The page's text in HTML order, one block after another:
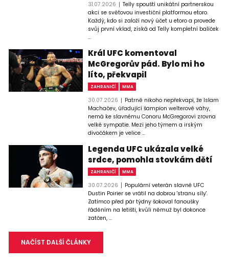
31.07.2026
Telly spouští unikátní partnerskou
akci se světovou investiční platformou etoro.
Každý, kdo si založí nový účet u etoro a provede
svůj první vklad, získá od Telly kompletní balíček
...
Král UFC komentoval
McGregorův pád. Bylo mi ho
líto, překvapil
ZAHRANIČÍ MMA
30.07.2026
Patrně nikoho nepřekvapí, že Islam
Machačev, úřadující šampion welterové váhy,
nemá ke slavnému Conoru McGregorovi zrovna
velké sympatie. Mezi jeho týmem a irským
divočákem je velice ...
Legenda UFC ukázala velké
srdce, pomohla stovkám dětí
ZAHRANIČÍ MMA
30.07.2026
Populární veterán slavné UFC
Dustin Poirier se vrátil na dobrou 'stranu síly'.
Zatímco před pár týdny šokoval fanoušky
řáděním na letišti, kvůli němuž byl dokonce
zatčen, ...
NAČÍST DALŠÍ ČLÁNKY